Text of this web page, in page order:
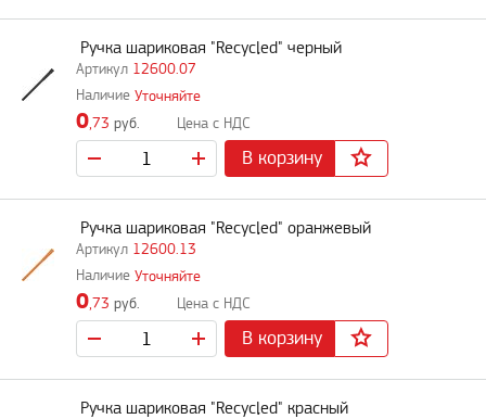
12600.07
Ручка шариковая "Recycled" черный
Уточняйте
0,73 руб.
В корзину
12600.13
Ручка шариковая "Recycled" оранжевый
Уточняйте
0,73 руб.
В корзину
Ручка шариковая "Recycled" красный